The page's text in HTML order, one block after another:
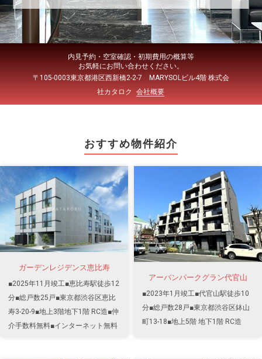
内見予約・空室確認・初期費用の概算等
お気軽にお問い合わせください。
〒105-0003東京都港区西新橋2-2-7 MARYSOLビル4階 株式会
社カタロク
会社概要
おすすめ物件紹介
ガーデンレジデンス恵比寿
■2025年11月竣工■恵比寿駅徒歩12
分■総戸数25戸■東京都渋谷区恵比
寿3-20-9■地上3階地下1階 RC造■仲
介手数料無料■インターネット無料
アーバンパークグラン代官山
■2023年1月竣工■代官山駅徒歩10
分■総戸数28戸■東京都渋谷区鉢山
町13-18■地上5階 地下1階 RC造